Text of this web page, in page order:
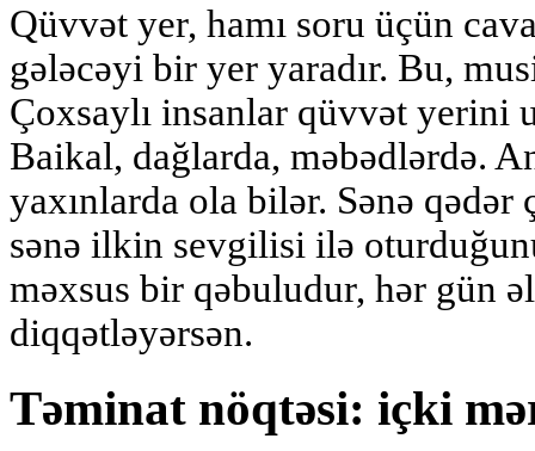
Qüvvət yer, hamı soru üçün
gələcəyi bir yer yaradır. Bu,
Çoxsaylı insanlar qüvvət yerini
Baikal, dağlarda, məbədlərdə.
yaxınlarda ola bilər. Sənə
sənə ilkin sevgilisi ilə
məxsus bir qəbuludur, hər gün
diqqətləyərsən.
Təminat nöqtəsi: içki